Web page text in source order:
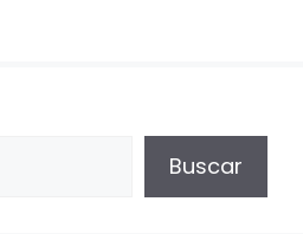
Buscar